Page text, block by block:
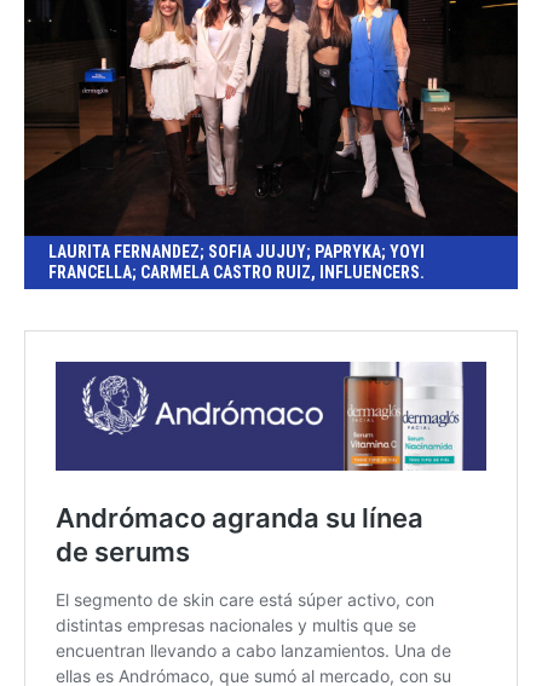
LAURITA FERNANDEZ; SOFIA JUJUY; PAPRYKA; YOYI
FRANCELLA; CARMELA CASTRO RUIZ, INFLUENCERS.